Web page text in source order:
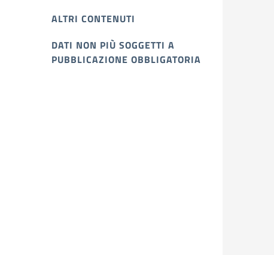
ALTRI CONTENUTI
DATI NON PIÙ SOGGETTI A
PUBBLICAZIONE OBBLIGATORIA